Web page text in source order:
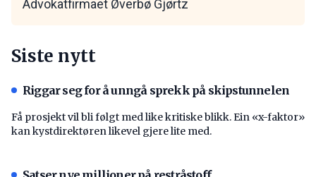
Advokatfirmaet Øverbø Gjørtz
Siste nytt
Riggar seg for å unngå sprekk på skipstunnelen
Få prosjekt vil bli følgt med like kritiske blikk. Ein «x-faktor»
kan kystdirektøren likevel gjere lite med.